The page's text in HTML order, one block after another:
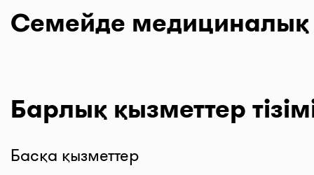
Семейде медициналық
Барлық қызметтер
Басқа қызметтер